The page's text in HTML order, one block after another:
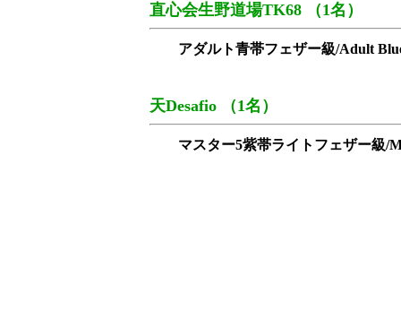
直心会生野道場TK68 （1名）
アダルト青帯フェザー級/Adult
天Desafio （1名）
マスター5紫帯ライトフェザー級/